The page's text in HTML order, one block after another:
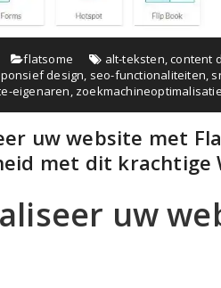
flatsome alt-teksten ,content
design seo-functionaliteiten
eigenaren zoekmachineoptimalisatie
uw website met
met dit krachtige
uw